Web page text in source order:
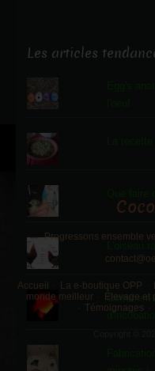
Les articles
Progressons ensemble
Accueil La e-boutique OPP
monde meilleur
Élevage et
Témoignages